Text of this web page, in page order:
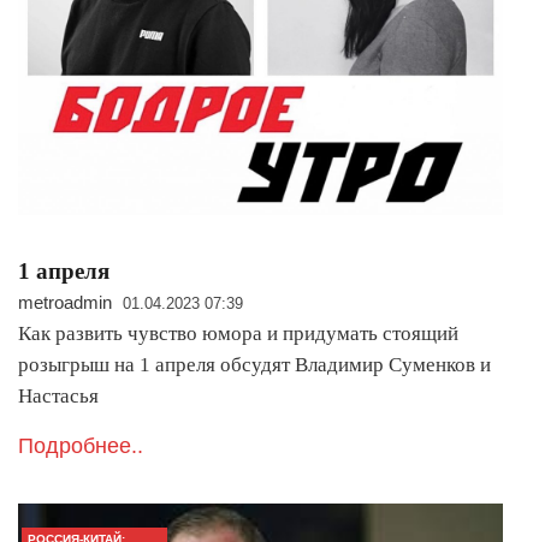
1 апреля
metroadmin 01.04.2023 07:39
Как развить чувство юмора и придумать стоящий
розыгрыш на 1 апреля обсудят Владимир Суменков и
Настасья
Подробнее..
РОССИЯ-КИТАЙ: